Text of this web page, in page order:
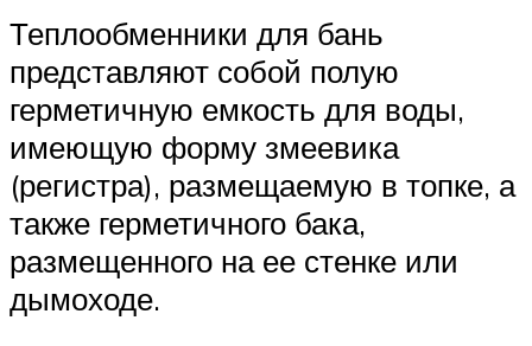
Теплообменники для бань
представляют собой полую
герметичную емкость для воды,
имеющую форму змеевика
(регистра), размещаемую в топке, а
также герметичного бака,
размещенного на ее стенке или
дымоходе.